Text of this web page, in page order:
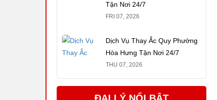
Tận Nơi 24/7
FRI 07, 2026
Dịch Vụ Thay Ắc Quy Phường
Hòa Hưng Tận Nơi 24/7
THU 07, 2026